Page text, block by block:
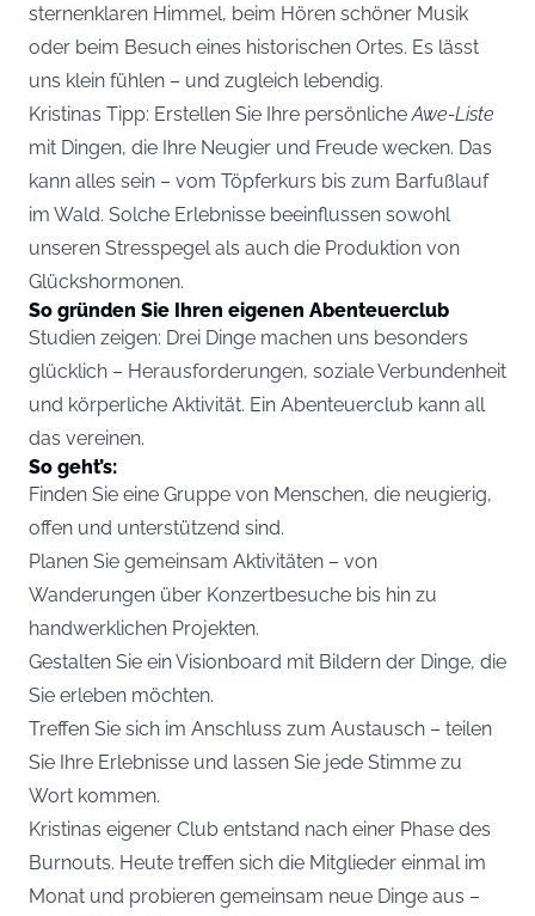
sternenklaren Himmel, beim Hören schöner Musik
oder beim Besuch eines historischen Ortes. Es lässt
uns klein fühlen – und zugleich lebendig.
Kristinas Tipp: Erstellen Sie Ihre persönlicheAwe-Liste
mit Dingen, die Ihre Neugier und Freude wecken. Das
kann alles sein – vom Töpferkurs bis zum Barfußlauf
im Wald. Solche Erlebnisse beeinflussen sowohl
unseren Stresspegel als auch die Produktion von
Glückshormonen.
So gründen Sie Ihren eigenen Abenteuerclub
Studien zeigen: Drei Dinge machen uns besonders
glücklich – Herausforderungen, soziale Verbundenheit
und körperliche Aktivität. Ein Abenteuerclub kann all
das vereinen.
So geht’s:
Finden Sie eine Gruppe von Menschen, die neugierig,
offen und unterstützend sind.
Planen Sie gemeinsam Aktivitäten – von
Wanderungen über Konzertbesuche bis hin zu
handwerklichen Projekten.
Gestalten Sie ein Visionboard mit Bildern der Dinge, die
Sie erleben möchten.
Treffen Sie sich im Anschluss zum Austausch – teilen
Sie Ihre Erlebnisse und lassen Sie jede Stimme zu
Wort kommen.
Kristinas eigener Club entstand nach einer Phase des
Burnouts. Heute treffen sich die Mitglieder einmal im
Monat und probieren gemeinsam neue Dinge aus –